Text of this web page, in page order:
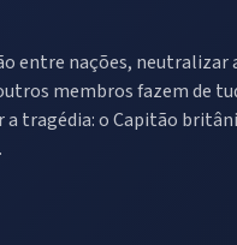
nações, neutralizar a
membros fazem de
tragédia: o Capitão